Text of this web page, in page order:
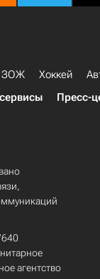
ЗОЖ Хоккей
Пресс-
агентство